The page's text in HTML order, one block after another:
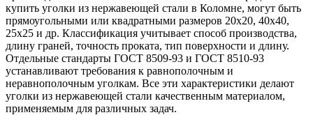
купить уголки из нержавеющей стали в Коломне, могут быть
прямоугольными или квадратными размеров 20х20, 40х40,
25х25 и др. Классификация учитывает способ производства,
длину граней, точность проката, тип поверхности и длину.
Отдельные стандарты ГОСТ 8509-93 и ГОСТ 8510-93
устанавливают требования к равнополочным и
неравнополочным уголкам. Все эти характеристики делают
уголки из нержавеющей стали качественным материалом,
применяемым для различных задач.